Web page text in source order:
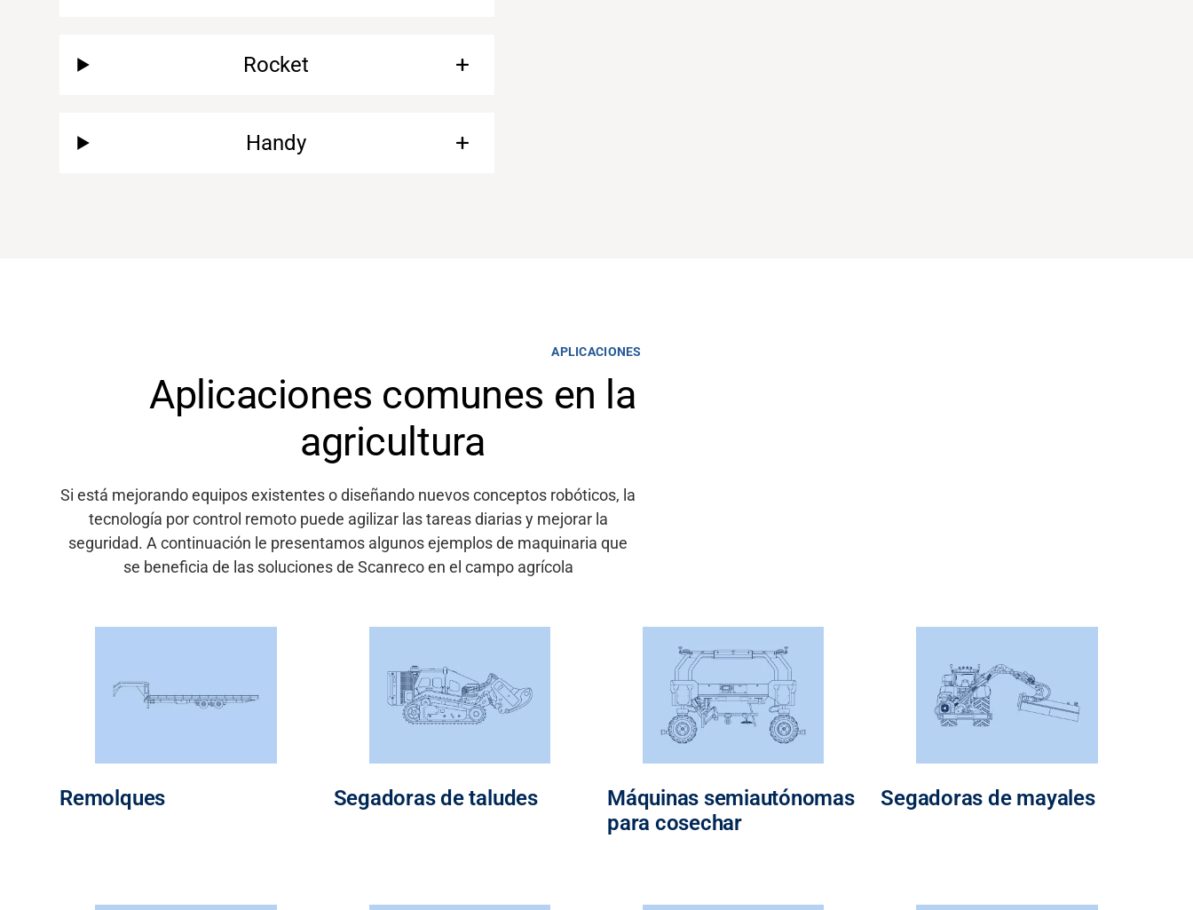
Rocket
Handy
APLICACIONES
Aplicaciones comunes en la
agricultura
Siestá mejorando equipos existentes o diseñando nuevos conceptos robóticos, la
tecnología por control remotopuede agilizar lastareasdiariasymejorar la
seguridad. A continuación le presentamos algunos ejemplos de maquinaria que
se beneficia de las soluciones de Scanrecoen el campo agrícola
Remolques Segadoras de taludes
Máquinas semiautónomas
para cosechar
Segadoras de mayales